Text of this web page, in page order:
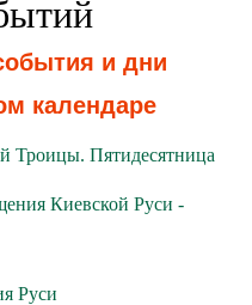
и дни
календаре
Троицы. Пятидесятница
Киевской Руси -
Руси